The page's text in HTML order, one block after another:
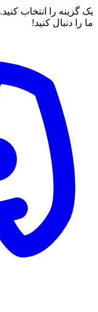
یک گزینه را انتخاب کنید.
ما را دنبال کنید!